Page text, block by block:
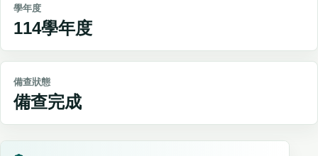
學年度
114學年度
備查狀態
備查完成